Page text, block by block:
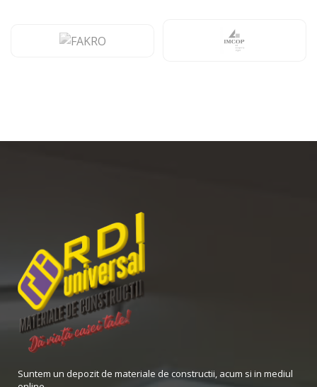
Suntem un depozit de materiale de constructii, acum si in mediul